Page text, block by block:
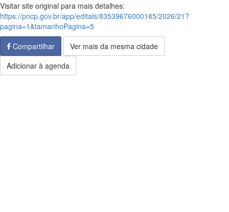
Visitar site original para mais detalhes:
https://pncp.gov.br/app/editais/83539676000185/2026/21?
pagina=1&tamanhoPagina=5
Compartilhar
Ver mais da mesma cidade
Adicionar à agenda